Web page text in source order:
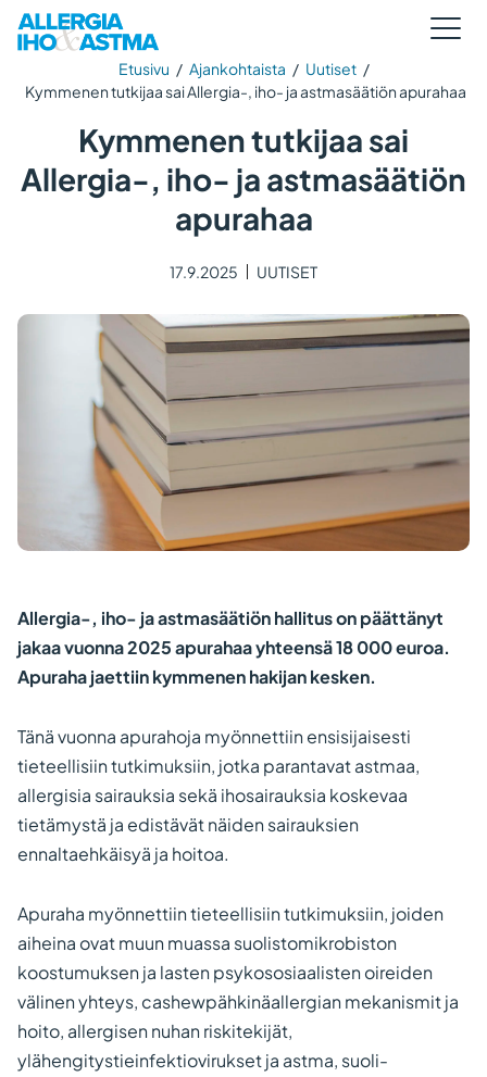
Etusivu / Ajankohtaista / Uutiset /
Kymmenen tutkijaa sai Allergia-, iho- ja astmasäätiön apurahaa
Kymmenen tutkijaa sai
Allergia-, iho- ja astmasäätiön
apurahaa
17.9.2025 UUTISET
Allergia-, iho- ja astmasäätiön hallitus on päättänyt
jakaa vuonna 2025 apurahaa yhteensä 18 000 euroa.
Apuraha jaettiin kymmenen hakijan kesken.
Tänä vuonna apurahoja myönnettiin ensisijaisesti
tieteellisiin tutkimuksiin, jotka parantavat astmaa,
allergisia sairauksia sekä ihosairauksia koskevaa
tietämystä ja edistävät näiden sairauksien
ennaltaehkäisyä ja hoitoa.
Apuraha myönnettiin tieteellisiin tutkimuksiin, joiden
aiheina ovat muun muassa suolistomikrobiston
koostumuksen ja lasten psykososiaalisten oireiden
välinen yhteys, cashewpähkinäallergian mekanismit ja
hoito, allergisen nuhan riskitekijät,
ylähengitystieinfektiovirukset ja astma, suoli-